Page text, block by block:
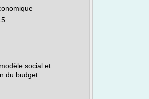
social et
du budget.